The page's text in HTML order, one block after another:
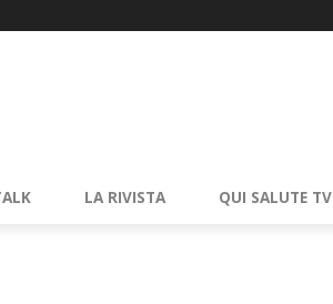
LA RIVISTA QUI SALUTE TV